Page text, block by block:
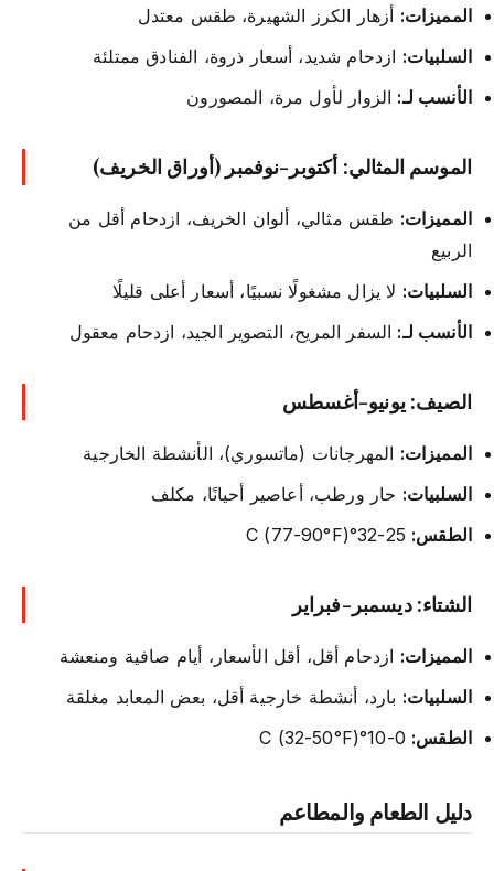
المميزات: أزهار الكرز الشهيرة، طقس معتدل
السلبيات: ازدحام شديد، أسعار ذروة، الفنادق ممتلئة
الأنسب لـ: الزوار لأول مرة، المصورون
الموسم المثالي: أكتوبر-نوفمبر (أوراق الخريف)
المميزات: طقس مثالي، ألوان الخريف، ازدحام أقل من
الربيع
السلبيات: لا يزال مشغولًا نسبيًا، أسعار أعلى قليلًا
الأنسب لـ: السفر المريح، التصوير الجيد، ازدحام معقول
الصيف: يونيو-أغسطس
المميزات: المهرجانات (ماتسوري)، الأنشطة الخارجية
السلبيات: حار ورطب، أعاصير أحيانًا، مكلف
الطقس:
الشتاء: ديسمبر-فبراير
المميزات: ازدحام أقل، أقل الأسعار، أيام صافية ومنعشة
السلبيات: بارد، أنشطة خارجية أقل، بعض المعابد مغلقة
الطقس:
دليل الطعام والمطاعم